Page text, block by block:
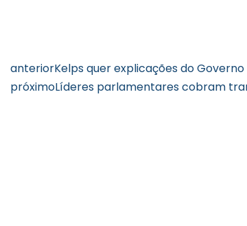
anteriorKelps quer explicações do
próximoLíderes parlamentares cobram